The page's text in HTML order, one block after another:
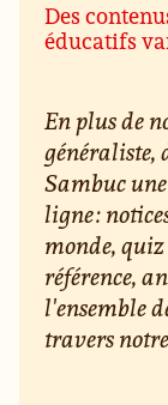
Des
éducatifs
En plus de
généraliste,
Sambuc
ligne :
monde,
référence,
l'ensemble
travers